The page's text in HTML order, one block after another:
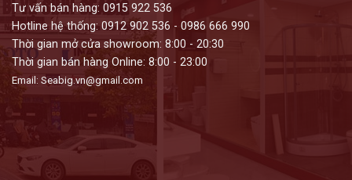
Tư vấn bán hàng: 0915 922 536
Hotline hệ thống: 0912 902 536 - 0986 666 990
Thời gian mở cửa showroom: 8:00 - 20:30
Thời gian bán hàng Online: 8:00 - 23:00
Email: Seabig.vn@gmail.com